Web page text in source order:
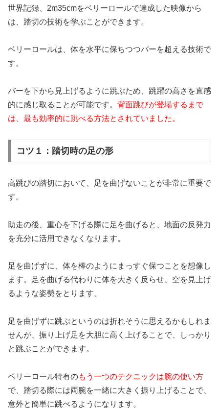
世界記録、2m35cmをベリーロールで達成した映像から
は、踏切の技術を学ぶことができます。
ベリーロールは、体を水平に保ちつつバーを超える技術で
す。
バーを下から見上げるように跳ぶため、跳躍の高さを直感
的に感じ取ることが可能です。 背面跳びが登場するまで
は、最も効率的に跳べる方法とされていました。
コツ１：踏切時の足の形
高跳びの踏切において、足を曲げないことが非常に重要で
す。
助走の後、重心を下げる際に足を曲げると、地面の反発力
を充分に活用できなくなります。
足を曲げずに、体を棒のようにまっすぐ保つことを想像し
ます。足を曲げる代わりに体を大きく反らせ、空を見上げ
るような姿勢をとります。
足を曲げずに跳ぶというのは折れそうに思えるかもしれま
せんが、振り上げ足を大胆に高く上げることで、しっかり
と跳ぶことができます。
ベリーロール特有のもう一つのテクニックは腕の使い方
で、踏切る際には両腕を一緒に大きく振り上げることで、
意外と簡単に跳べるようになります。